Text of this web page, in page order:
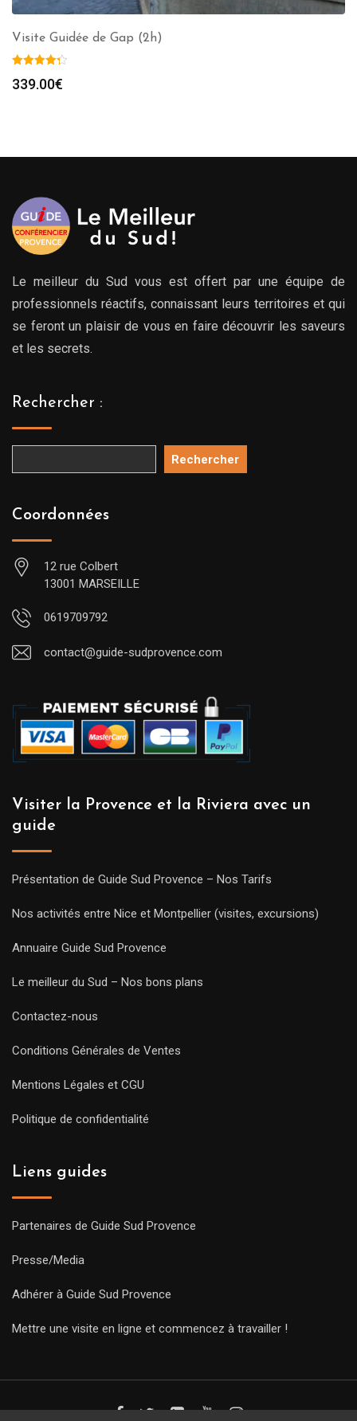
Visite Guidée de Gap (2h)
339.00€
Le meilleur du Sud vous est offert par une équipe de
professionnels réactifs, connaissant leurs territoires et qui
se feront un plaisir de vous en faire découvrir les saveurs
et les secrets.
Rechercher :
Rechercher
Coordonnées
12 rue Colbert
13001 MARSEILLE
0619709792
contact@guide-sudprovence.com
Visiter la Provence et la Riviera avec un
guide
Présentation de Guide Sud Provence – Nos Tarifs
Nos activités entre Nice et Montpellier (visites, excursions)
Annuaire Guide Sud Provence
Le meilleur du Sud – Nos bons plans
Contactez-nous
Conditions Générales de Ventes
Mentions Légales et CGU
Politique de confidentialité
Liens guides
Partenaires de Guide Sud Provence
Presse/Media
Adhérer à Guide Sud Provence
Mettre une visite en ligne et commencez à travailler !